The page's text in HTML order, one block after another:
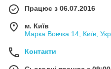
Працює з 06.07.2016
м. Київ
Марка Вовчка 14, Київ,
Контакти